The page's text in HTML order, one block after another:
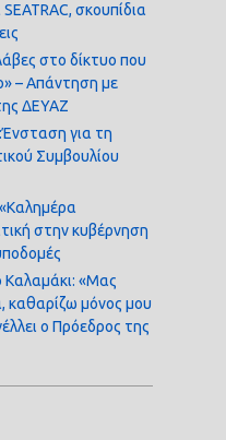
σκουπίδια
στο δίκτυο που
– Απάντηση με
ΔΕΥΑΖ
για τη
Συμβουλίου
στην κυβέρνηση
Καλαμάκι: «Μας
καθαρίζω μόνος μου
ο Πρόεδρος της